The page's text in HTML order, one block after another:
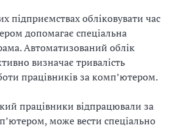
підприємствах обліковувати час
допомагає спеціальна
Автоматизований облік
визначає тривалість
працівників за комп’ютером.
працівники відпрацювали за
може вести спеціально